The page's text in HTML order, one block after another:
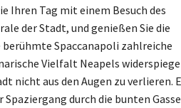
Ihren Tag mit einem Besuch des
der Stadt, und genießen Sie die
Spaccanapoli zahlreiche
Vielfalt Neapels
nicht aus den Augen zu verlieren.
durch die bunten